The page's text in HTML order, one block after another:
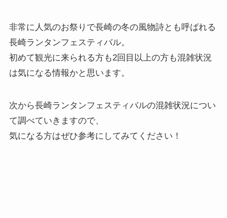
非常に人気のお祭りで長崎の冬の風物詩とも呼ばれる
長崎ランタンフェスティバル。
初めて観光に来られる方も2回目以上の方も混雑状況
は気になる情報かと思います。
次から長崎ランタンフェスティバルの混雑状況につい
て調べていきますので、
気になる方はぜひ参考にしてみてください！